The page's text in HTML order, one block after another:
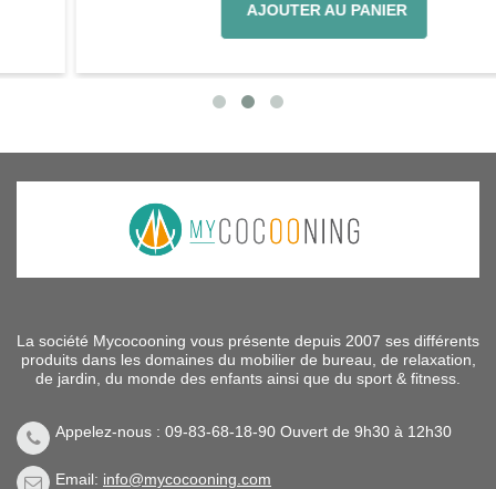
AJOUTER AU PANIER
La société Mycocooning vous présente depuis 2007 ses différents
produits dans les domaines du mobilier de bureau, de relaxation,
de jardin, du monde des enfants ainsi que du sport & fitness.
Appelez-nous : 09-83-68-18-90 Ouvert de 9h30 à 12h30
Email: info@mycocooning.com